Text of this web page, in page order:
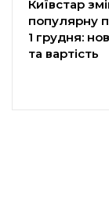
Київстар
популярну
1 грудня:
та вартість